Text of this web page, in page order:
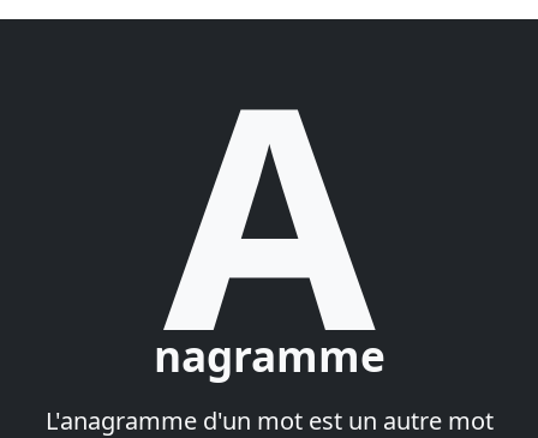
A
nagramme
L'anagramme d'un mot est un autre mot